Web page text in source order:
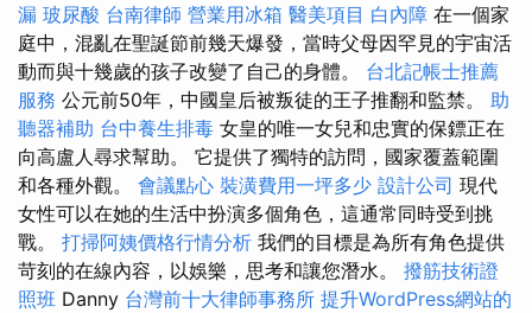
漏 玻尿酸 台南律師 營業用冰箱 醫美項目 白內障 在一個家
庭中，混亂在聖誕節前幾天爆發，當時父母因罕見的宇宙活
動而與十幾歲的孩子改變了自己的身體。 台北記帳士推薦
服務 公元前50年，中國皇后被叛徒的王子推翻和監禁。 助
聽器補助 台中養生排毒 女皇的唯一女兒和忠實的保鏢正在
向高盧人尋求幫助。 它提供了獨特的訪問，國家覆蓋範圍
和各種外觀。 會議點心 裝潢費用一坪多少 設計公司 現代
女性可以在她的生活中扮演多個角色，這通常同時受到挑
戰。 打掃阿姨價格行情分析 我們的目標是為所有角色提供
苛刻的在線內容，以娛樂，思考和讓您潛水。 撥筋技術證
照班 Danny 台灣前十大律師事務所 提升WordPress網站的